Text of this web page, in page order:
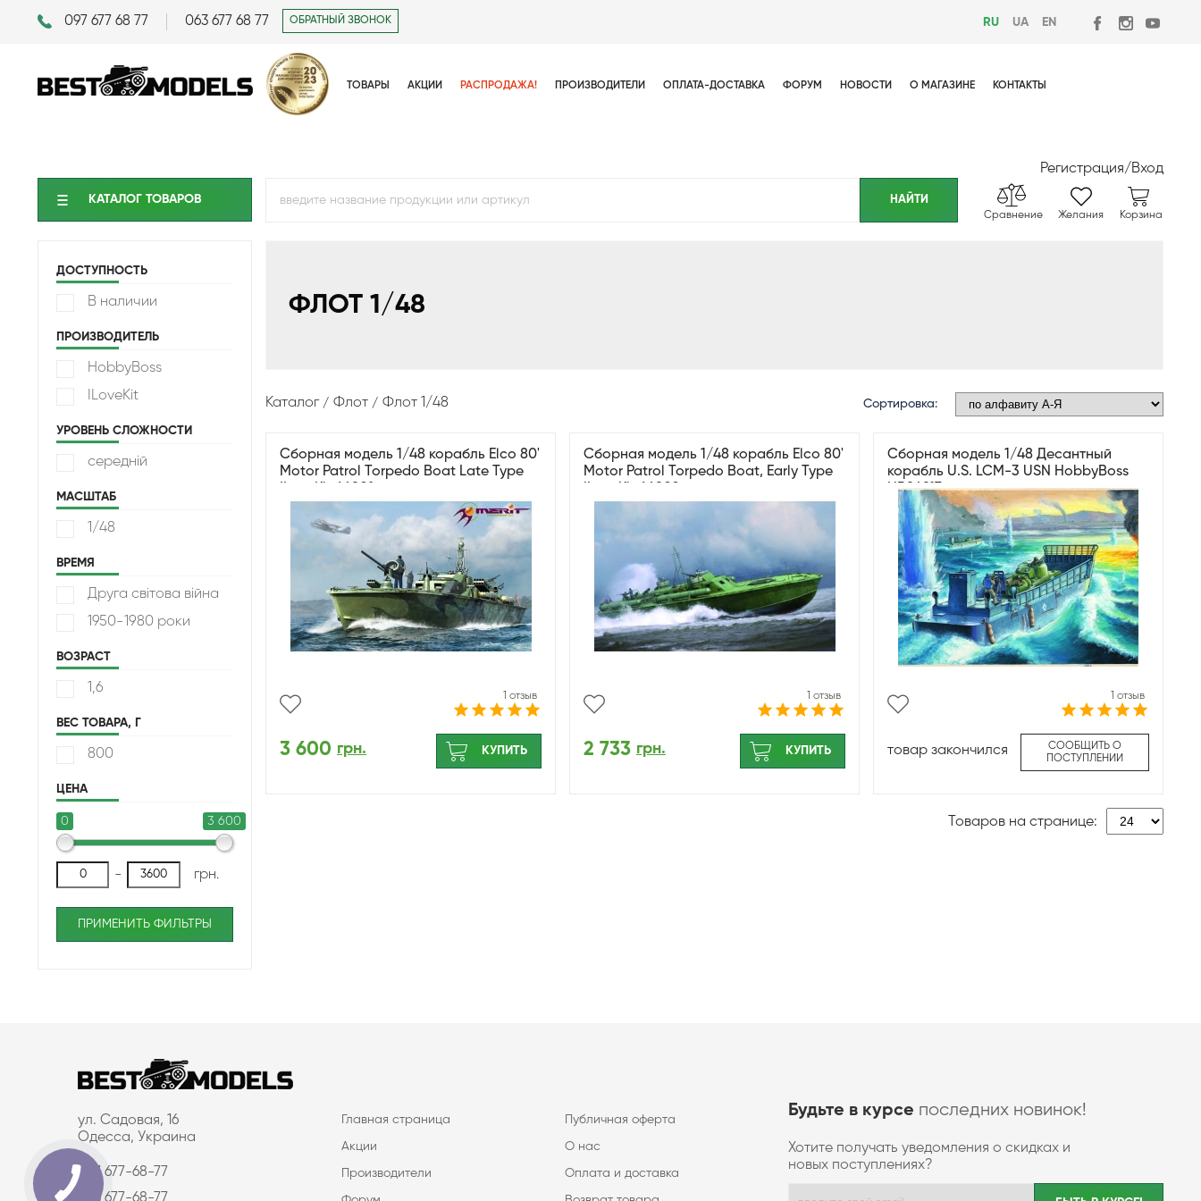
097 677 68 77 063 677 68 77 ОБРАТНЫЙ ЗВОНОК RU UA EN
ТОВАРЫ АКЦИИ РАСПРОДАЖА! ПРОИЗВОДИТЕЛИ ОПЛАТА-ДОСТАВКА ФОРУМ НОВОСТИ О МАГАЗИНЕ КОНТАКТЫ
Регистрация/Вход
КАТАЛОГ ТОВАРОВ
Сравнение Желания Корзина
ДОСТУПНОСТЬ
В наличии
ПРОИЗВОДИТЕЛЬ
HobbyBoss
ILoveKit
УРОВЕНЬ СЛОЖНОСТИ
середній
МАСШТАБ
1/48
ВРЕМЯ
Друга світова війна
1950-1980 роки
ВОЗРАСТ
1,6
ВЕС ТОВАРА, Г
800
ЦЕНА
0 3 600
- грн.
ПРИМЕНИТЬ ФИЛЬТРЫ
ФЛОТ 1/48
Каталог Флот Флот 1/48 Сортировка:
Сборная модель 1/48 корабль Elco 80'
Motor Patrol Torpedo Boat Late Type
1 отзыв
3 600 грн. КУПИТЬ
Сборная модель 1/48 корабль Elco 80'
Motor Patrol Torpedo Boat, Early Type
1 отзыв
2 733 грн. КУПИТЬ
Сборная модель 1/48 Десантный
корабль U.S. LCM-3 USN HobbyBoss
HB84817
1 отзыв
товар закончился
СООБЩИТЬ О
ПОСТУПЛЕНИИ
Товаров на странице:
ул. Садовая, 16
Одесса, Украина
097 677-68-77
Главная страница Публичная оферта
Акции О нас
Производители Оплата и доставка
Будьте в курсе последних новинок!
Хотите получать уведомления о скидках и
новых поступлениях?